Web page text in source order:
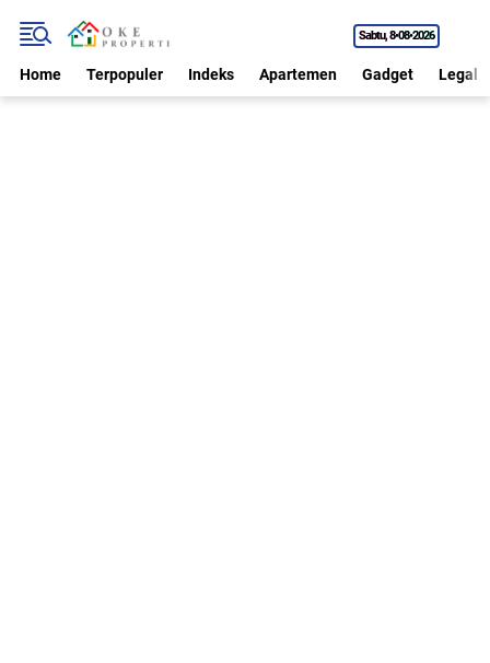
Sabtu 8•08•2026
Home Terpopuler Indeks Apartemen Gadget Legal